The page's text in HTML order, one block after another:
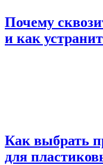
Почему
и как
Как выбрать
для